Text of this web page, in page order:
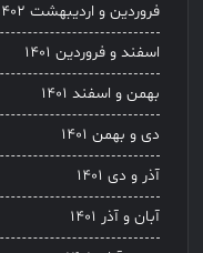
فروردین و اردیبهشت ۱۴۰۲
اسفند و فروردین ۱۴۰۱
بهمن و اسفند ۱۴۰۱
دی و بهمن ۱۴۰۱
آذر و دی ۱۴۰۱
آبان و آذر ۱۴۰۱